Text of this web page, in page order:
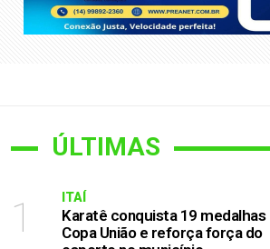
ÚLTIMAS
1 ITAÍ
Karatê conquista 19 medalhas
Copa União e reforça força do